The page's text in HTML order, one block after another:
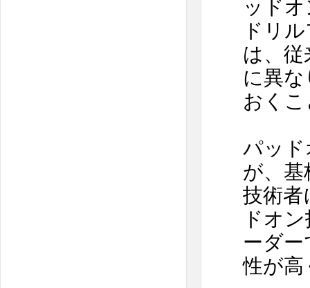
ッド
ドリ
は、
に異
おく
パッ
が、
技術者
ドオ
ーダ
性が高